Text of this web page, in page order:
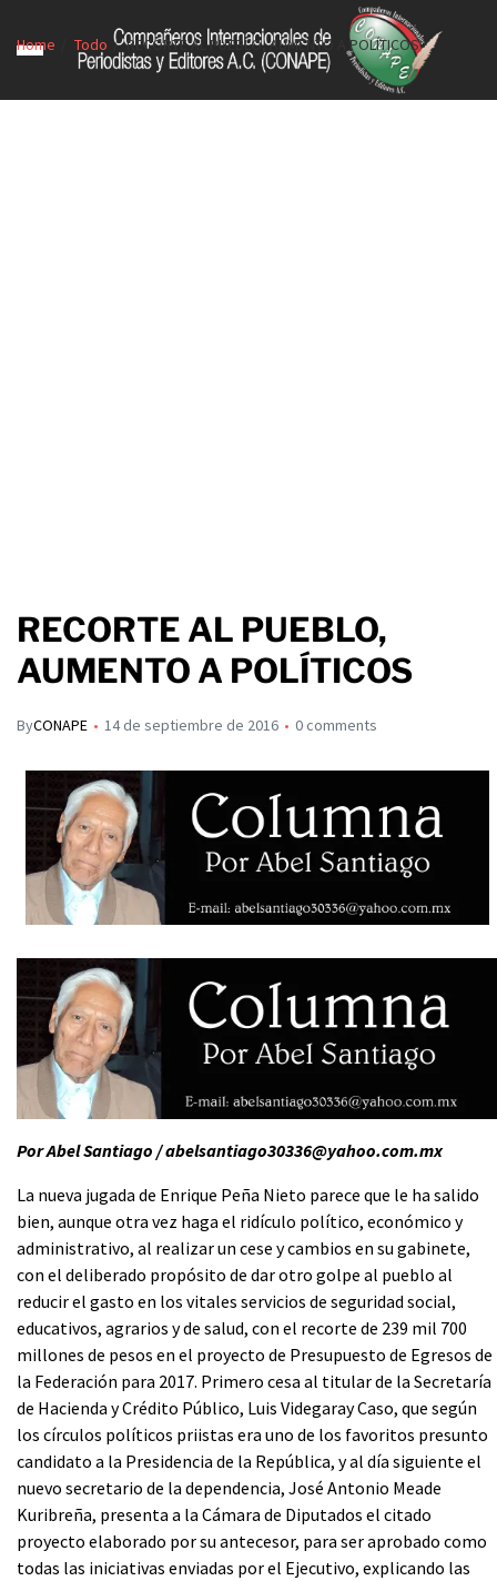
Home Todo RECORTE AL PUEBLO, AUMENTO A POLÍTICOS
RECORTE AL PUEBLO,
AUMENTO A POLÍTICOS
ByCONAPE 14 de septiembre de 2016 0 comments
Por Abel Santiago / abelsantiago30336@yahoo.com.mx
La nueva jugada de Enrique Peña Nieto parece que le ha salido
bien, aunque otra vez haga el ridículo político, económico y
administrativo, al realizar un cese y cambios en su gabinete,
con el deliberado propósito de dar otro golpe al pueblo al
reducir el gasto en los vitales servicios de seguridad social,
educativos, agrarios y de salud, con el recorte de 239 mil 700
millones de pesos en el proyecto de Presupuesto de Egresos de
la Federación para 2017. Primero cesa al titular de la Secretaría
de Hacienda y Crédito Público, Luis Videgaray Caso, que según
los círculos políticos priistas era uno de los favoritos presunto
candidato a la Presidencia de la República, y al día siguiente el
nuevo secretario de la dependencia, José Antonio Meade
Kuribreña, presenta a la Cámara de Diputados el citado
proyecto elaborado por su antecesor, para ser aprobado como
todas las iniciativas enviadas por el Ejecutivo, explicando las